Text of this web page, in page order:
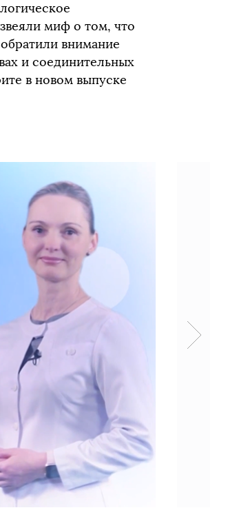
миф о том, что
внимание
и соединительных
в новом выпуске